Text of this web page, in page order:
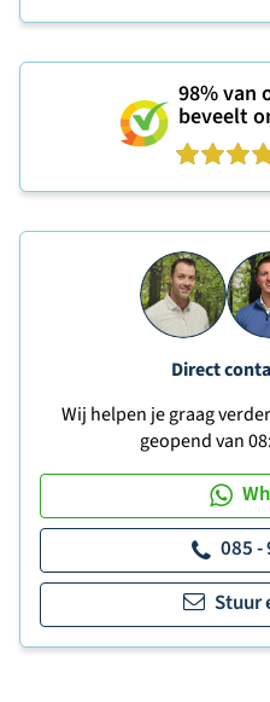
98%van
beveelt
Direct
Wij helpen je graag
geopend van
085 -
Stuur